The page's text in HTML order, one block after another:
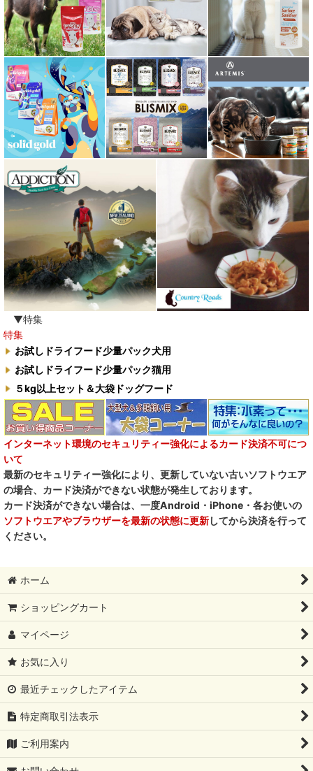
▼特集
特集
お試しドライフード少量パック犬用
お試しドライフード少量パック猫用
５kg以上セット＆大袋ドッグフード
インターネット環境のセキュリティー強化によるカード決済不可につ
いて
最新のセキュリティー強化により、更新していない古いソフトウエア
の場合、カード決済ができない状態が発生しております。
カード決済ができない場合は、一度Android・iPhone・各お使いの
ソフトウエアやブラウザーを最新の状態に更新してから決済を行って
ください。
ホーム
ショッピングカート
マイページ
お気に入り
最近チェックしたアイテム
特定商取引法表示
ご利用案内